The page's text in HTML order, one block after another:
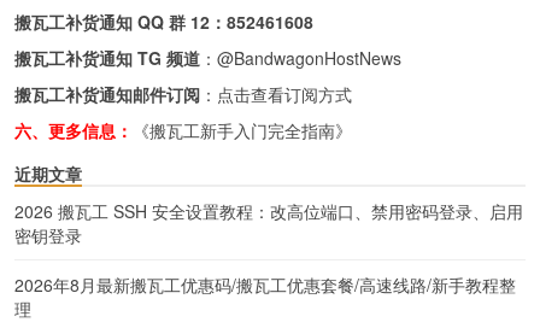
搬瓦工补货通知 QQ 群 12： 852461608
搬瓦工补货通知 TG 频道 ： @BandwagonHostNews
搬瓦工补货通知邮件订阅 ： 点击查看订阅方式
六、更多信息：
《搬瓦工新手入门完全指南》
近期文章
2026 搬瓦工 SSH 安全设置教程：改高位端口、禁用密码登录、启用
密钥登录
2026年8月最新搬瓦工优惠码/搬瓦工优惠套餐/高速线路/新手教程整
理